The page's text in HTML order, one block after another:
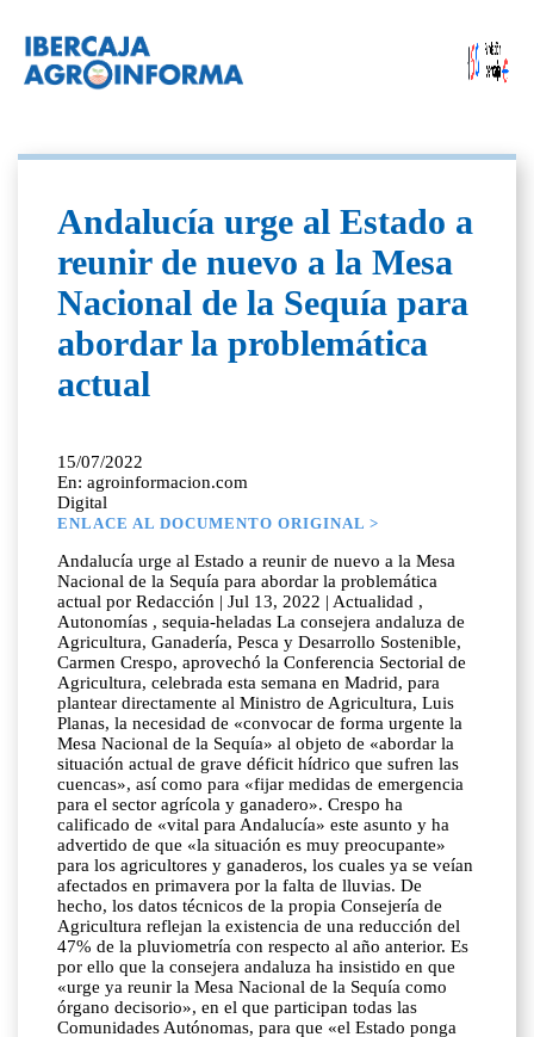
Andalucía urge al Estado a
reunir de nuevo a la Mesa
Nacional de la Sequía para
abordar la problemática
actual
15/07/2022
En: agroinformacion.com
Digital
ENLACE AL DOCUMENTO ORIGINAL >
Andalucía urge al Estado a reunir de nuevo a la Mesa
Nacional de la Sequía para abordar la problemática
actual por Redacción | Jul 13, 2022 | Actualidad ,
Autonomías , sequia-heladas La consejera andaluza de
Agricultura, Ganadería, Pesca y Desarrollo Sostenible,
Carmen Crespo, aprovechó la Conferencia Sectorial de
Agricultura, celebrada esta semana en Madrid, para
plantear directamente al Ministro de Agricultura, Luis
Planas, la necesidad de «convocar de forma urgente la
Mesa Nacional de la Sequía» al objeto de «abordar la
situación actual de grave déficit hídrico que sufren las
cuencas», así como para «fijar medidas de emergencia
para el sector agrícola y ganadero». Crespo ha
calificado de «vital para Andalucía» este asunto y ha
advertido de que «la situación es muy preocupante»
para los agricultores y ganaderos, los cuales ya se veían
afectados en primavera por la falta de lluvias. De
hecho, los datos técnicos de la propia Consejería de
Agricultura reflejan la existencia de una reducción del
47% de la pluviometría con respecto al año anterior. Es
por ello que la consejera andaluza ha insistido en que
«urge ya reunir la Mesa Nacional de la Sequía como
órgano decisorio», en el que participan todas las
Comunidades Autónomas, para que «el Estado ponga